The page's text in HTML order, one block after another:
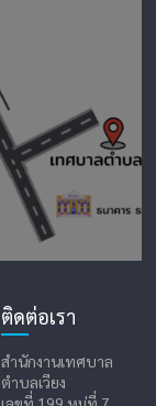
ติดต่อเรา
สำนักงานเทศบาล
ตำบลเวียง